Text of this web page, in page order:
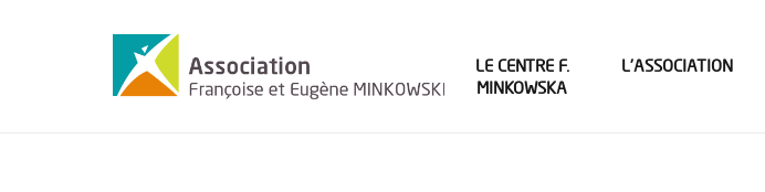
LE CENTRE F.
MINKOWSKA
L’ASSOCIATION